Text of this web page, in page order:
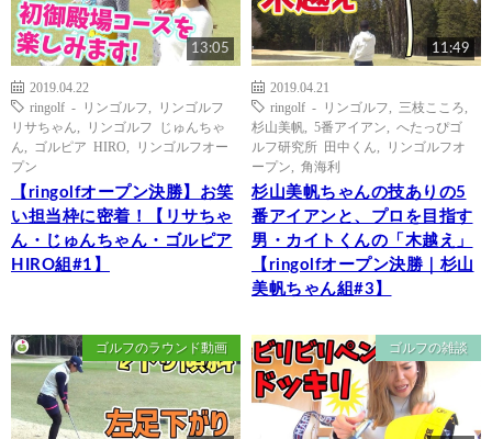
13:05
2019.04.22
ringolf - リンゴルフ
リンゴルフ
リサちゃん
リンゴルフ じゅんちゃ
ん
ゴルピア HIRO
リンゴルフオー
プン
【ringolfオープン決勝】お笑
い担当枠に密着！【リサちゃ
ん・じゅんちゃん・ゴルピア
HIRO組#1】
11:49
2019.04.21
ringolf - リンゴルフ
三枝こころ
杉山美帆
5番アイアン
へたっぴゴ
ルフ研究所 田中くん
リンゴルフオ
ープン
角海利
杉山美帆ちゃんの技ありの5
番アイアンと、プロを目指す
男・カイトくんの「木越え」
【ringolfオープン決勝｜杉山
美帆ちゃん組#3】
ゴルフのラウンド動画 ゴルフの雑談